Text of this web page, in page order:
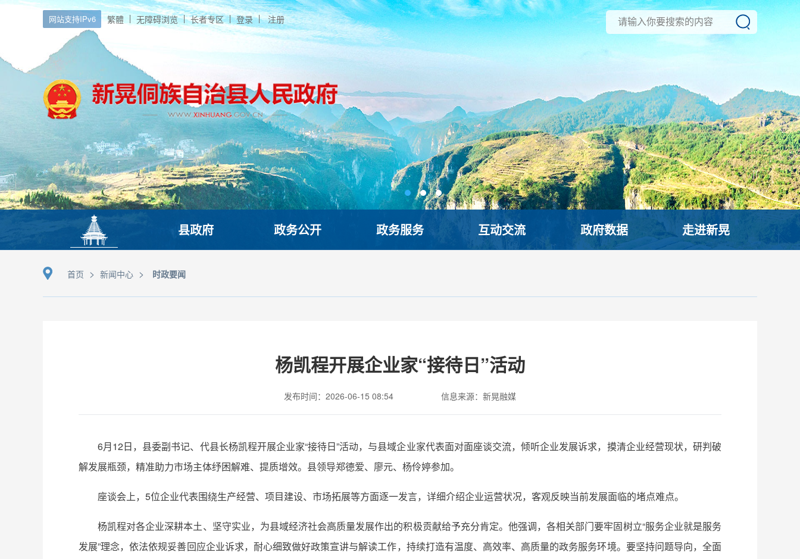
网站支持IPv6 繁體 无障碍浏览 长者专区 登录 注册
县政府 政务公开 政务服务 互动交流 政府数据 走进新晃
首页 > 新闻中心 > 时政要闻
杨凯程开展企业家“接待日”活动
发布时间：2026-06-15 08:54 信息来源：新晃融媒
6月12日，县委副书记、代县长杨凯程开展企业家“接待日”活动，与县域企业家代表面对面座谈交流，倾听企业发展诉求，摸清企业经营现状，研判破
解发展瓶颈，精准助力市场主体纾困解难、提质增效。县领导郑德爱、廖元、杨伶婷参加。
座谈会上，5位企业代表围绕生产经营、项目建设、市场拓展等方面逐一发言，详细介绍企业运营状况，客观反映当前发展面临的堵点难点。
杨凯程对各企业深耕本土、坚守实业，为县域经济社会高质量发展作出的积极贡献给予充分肯定。他强调，各相关部门要牢固树立“服务企业就是服务
发展”理念，依法依规妥善回应企业诉求，耐心细致做好政策宣讲与解读工作，持续打造有温度、高效率、高质量的政务服务环境。要坚持问题导向，全面